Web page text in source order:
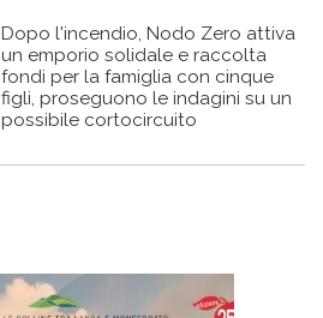
Dopo l'incendio, Nodo Zero attiva
un emporio solidale e raccolta
fondi per la famiglia con cinque
figli, proseguono le indagini su un
possibile cortocircuito